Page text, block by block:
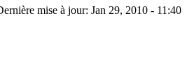
mise à jour: Jan 29, 2010 - 11:40